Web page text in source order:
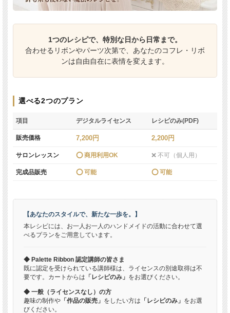
1つのレシピで、特別な日から日常まで。
合わせるリボンやパーツ次第で、あなたのコフレ・リボ
ンは自由自在に表情を変えます。
選べる2つのプラン
項目 デジタルライセンス レシピのみ(PDF)
販売価格 7,200円 2,200円
サロンレッスン ⭕️ 商用利用OK ❌ 不可（個人用）
完成品販売 ⭕️ 可能 ⭕️ 可能
【あなたのスタイルで、新たな一歩を。】
本レシピには、お一人お一人のハンドメイドの活動に合わせて選
べるプランをご用意しています。
◆ Palette Ribbon 認定講師の皆さま
既に認定を受けられている講師様は、ライセンスの別途取得は不
要です。カートからは 「レシピのみ」 をお選びください。
◆ 一般（ライセンスなし）の方
趣味の制作や 「作品の販売」 をしたい方は 「レシピのみ」 をお選
びください。